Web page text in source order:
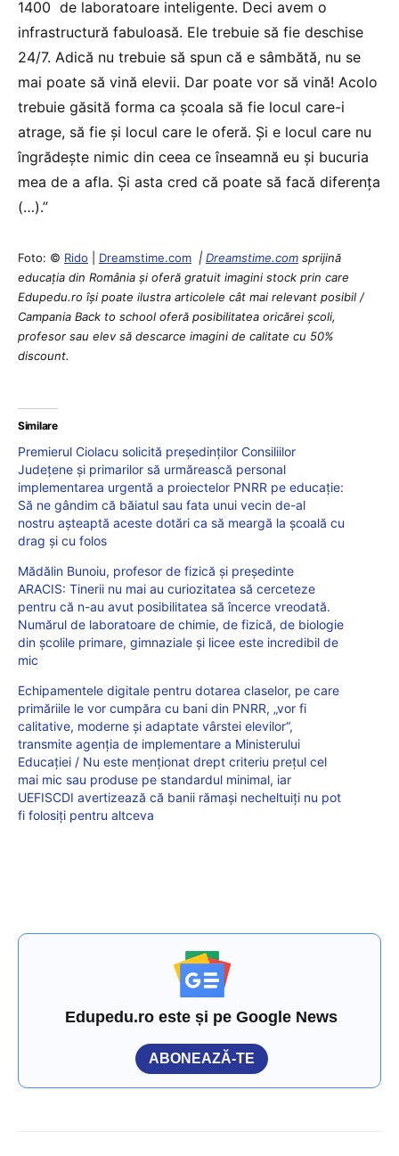
1400 de laboratoare inteligente. Deci avem o
infrastructură fabuloasă. Ele trebuie să fie deschise
24/7. Adică nu trebuie să spun că e sâmbătă, nu se
mai poate să vină elevii. Dar poate vor să vină! Acolo
trebuie găsită forma ca școala să fie locul care-i
atrage, să fie și locul care le oferă. Și e locul care nu
îngrădește nimic din ceea ce înseamnă eu și bucuria
mea de a afla. Și asta cred că poate să facă diferența
(…).”
Foto: © Rido Dreamstime.com | Dreamstime.com sprijină
educaţia din România şi oferă gratuit imagini stock prin care
Edupedu.ro îşi poate ilustra articolele cât mai relevant posibil /
Campania Back to school oferă posibilitatea oricărei școli,
profesor sau elev să descarce imagini de calitate cu 50%
discount.
Similare
Premierul Ciolacu solicită președinților Consiliilor
Județene și primarilor să urmărească personal
implementarea urgentă a proiectelor PNRR pe educație:
Să ne gândim că băiatul sau fata unui vecin de-al
nostru așteaptă aceste dotări ca să meargă la școală cu
drag și cu folos
Mădălin Bunoiu, profesor de fizică și președinte
ARACIS: Tinerii nu mai au curiozitatea să cerceteze
pentru că n-au avut posibilitatea să încerce vreodată.
Numărul de laboratoare de chimie, de fizică, de biologie
din școlile primare, gimnaziale și licee este incredibil de
mic
Echipamentele digitale pentru dotarea claselor, pe care
primăriile le vor cumpăra cu bani din PNRR, „vor fi
calitative, moderne și adaptate vârstei elevilor“,
transmite agenția de implementare a Ministerului
Educației / Nu este menționat drept criteriu prețul cel
mai mic sau produse pe standardul minimal, iar
UEFISCDI avertizează că banii rămași necheltuiți nu pot
fi folosiți pentru altceva
Edupedu.ro este și pe Google News
ABONEAZĂ-TE